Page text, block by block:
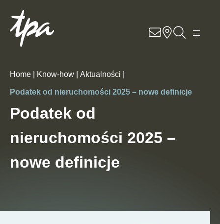
Know-how
Specjalizacje
O nas
Kariera
Home | Know-how | Aktualności |
Podatek od nieruchomości 2025 – nowe definicje
Podatek od
nieruchomości 2025 –
nowe definicje